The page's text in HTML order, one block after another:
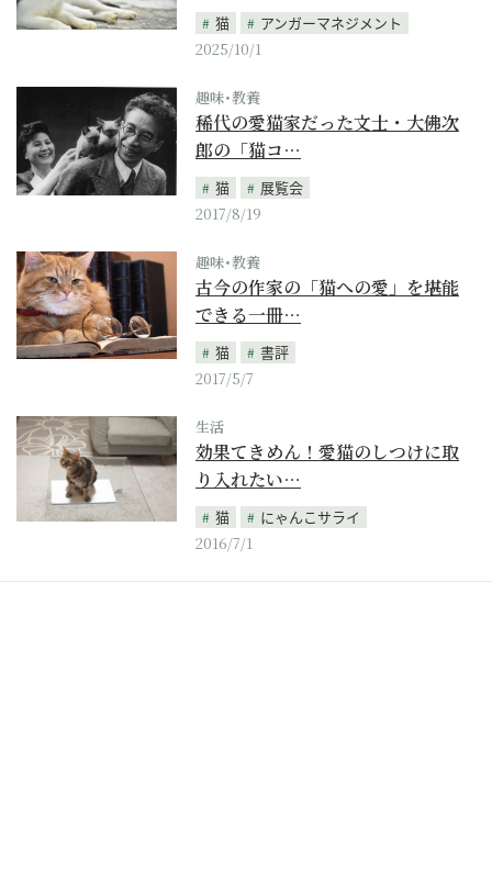
猫
アンガーマネジメント
2025/10/1
趣味･教養
稀代の愛猫家だった文士・大佛次
郎の「猫コ…
猫
展覧会
2017/8/19
趣味･教養
古今の作家の「猫への愛」を堪能
できる一冊…
猫
書評
2017/5/7
生活
効果てきめん！愛猫のしつけに取
り入れたい…
猫
にゃんこサライ
2016/7/1